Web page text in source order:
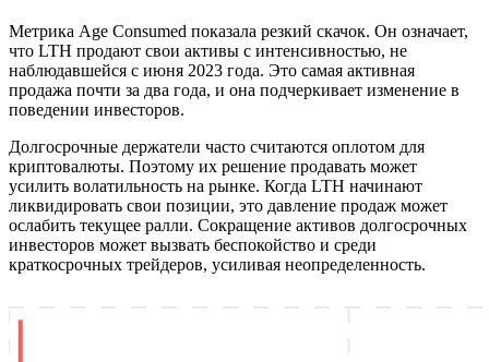
Метрика Age Consumed показала резкий скачок. Он означает,
что LTH продают свои активы с интенсивностью, не
наблюдавшейся с июня 2023 года. Это самая активная
продажа почти за два года, и она подчеркивает изменение в
поведении инвесторов.
Долгосрочные держатели часто считаются оплотом для
криптовалюты. Поэтому их решение продавать может
усилить волатильность на рынке. Когда LTH начинают
ликвидировать свои позиции, это давление продаж может
ослабить текущее ралли. Сокращение активов долгосрочных
инвесторов может вызвать беспокойство и среди
краткосрочных трейдеров, усиливая неопределенность.